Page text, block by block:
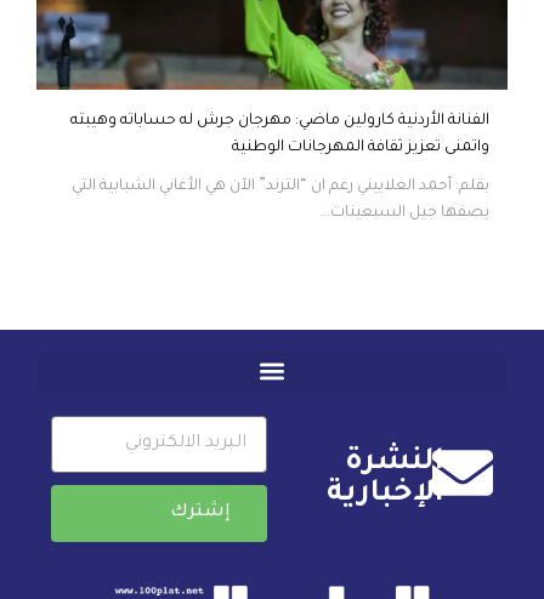
الفنانة الأردنية كارولين ماضي: مهرجان جرش له حساباته وهيبته
واتمنى تعزيز ثقافة المهرجانات الوطنية
بقلم: أحمد الغلاييني رغم ان “الترند” الآن هي الأغاني الشبابية التي
يصفها جيل السبعينات...
النشرة
الإخبارية
إشترك